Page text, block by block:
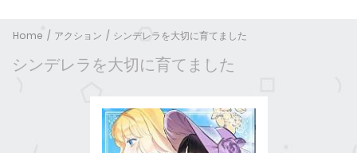
Home アクション シンデレラを大切に育てました
シンデレラを大切に育てました